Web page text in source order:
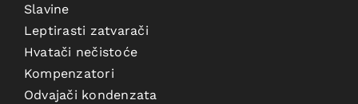
Slavine
Leptirasti zatvarači
Hvatači nečistoće
Kompenzatori
Odvajači kondenzata